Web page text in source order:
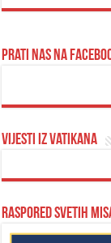
Prati nas na
Vijesti iz Vatikana
Raspored svetih